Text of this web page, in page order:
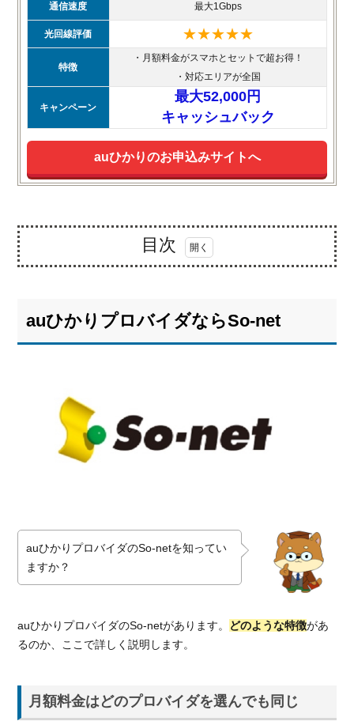
通信速度 最大1Gbps
光回線評価 ★★★★★
特徴
・月額料金がスマホとセットで超お得！
・対応エリアが全国
キャンペーン
最大52,000円
キャッシュバック
auひかりのお申込みサイトへ
目次
か
り
月額
料金
はど
のプ
イダ
を選
んで
1.2.
auひかりプロバイダならSo-net
auひかりプロバイダのSo-netを知ってい
ますか？
auひかりプロバイダのSo-netがあります。 どのような特徴があ
るのか、ここで詳しく説明します。
月額料金はどのプロバイダを選んでも同じ